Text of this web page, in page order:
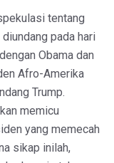
tentang
pada hari
Obama dan
Afro-Amerika
Trump.
memicu
yang memecah
sikap inilah,